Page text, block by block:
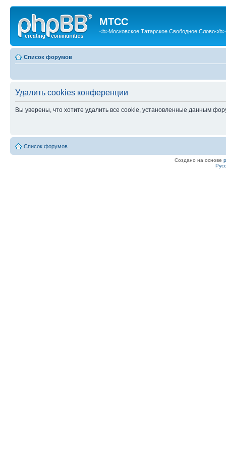
МТСС
<b>Московское Татарское Свободное Слово</b>
Список форумов
Удалить cookies конференции
Вы уверены, что хотите удалить все cookie, установленные данным
Список форумов
Создано на основе